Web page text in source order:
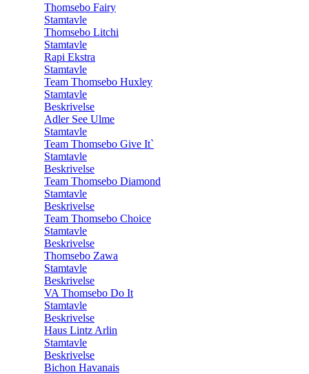
Thomsebo Fairy
Stamtavle
Thomsebo Litchi
Stamtavle
Rapi Ekstra
Stamtavle
Team Thomsebo Huxley
Stamtavle
Beskrivelse
Adler See Ulme
Stamtavle
Team Thomsebo Give It`
Stamtavle
Beskrivelse
Team Thomsebo Diamond
Stamtavle
Beskrivelse
Team Thomsebo Choice
Stamtavle
Beskrivelse
Thomsebo Zawa
Stamtavle
Beskrivelse
VA Thomsebo Do It
Stamtavle
Beskrivelse
Haus Lintz Arlin
Stamtavle
Beskrivelse
Bichon Havanais